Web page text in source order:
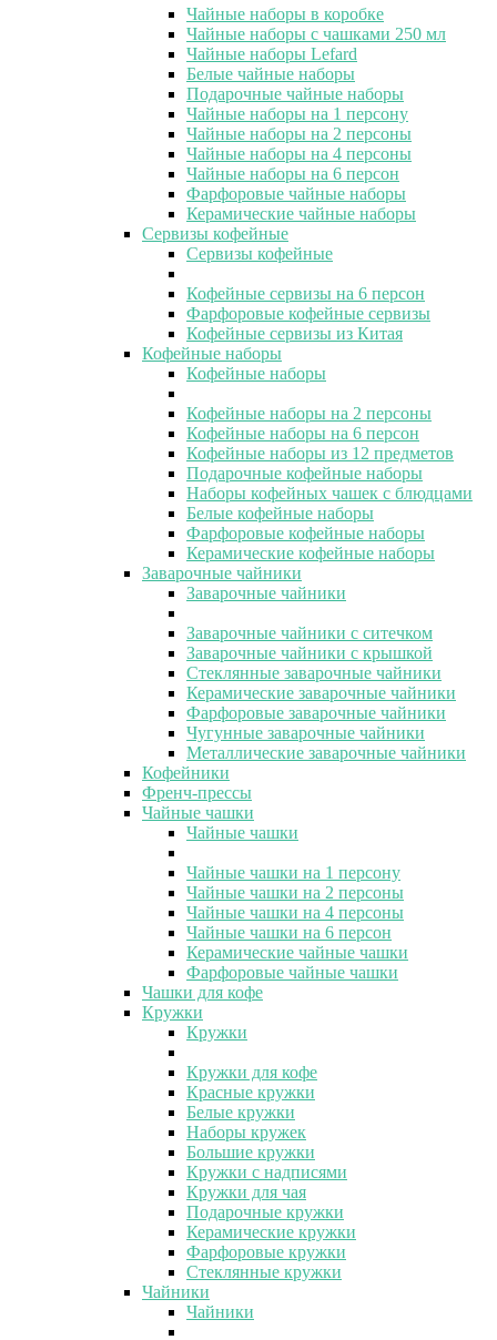
Чайные наборы в коробке
Чайные наборы с чашками 250 мл
Чайные наборы Lefard
Белые чайные наборы
Подарочные чайные наборы
Чайные наборы на 1 персону
Чайные наборы на 2 персоны
Чайные наборы на 4 персоны
Чайные наборы на 6 персон
Фарфоровые чайные наборы
Керамические чайные наборы
Сервизы кофейные
Сервизы кофейные
Кофейные сервизы на 6 персон
Фарфоровые кофейные сервизы
Кофейные сервизы из Китая
Кофейные наборы
Кофейные наборы
Кофейные наборы на 2 персоны
Кофейные наборы на 6 персон
Кофейные наборы из 12 предметов
Подарочные кофейные наборы
Наборы кофейных чашек с блюдцами
Белые кофейные наборы
Фарфоровые кофейные наборы
Керамические кофейные наборы
Заварочные чайники
Заварочные чайники
Заварочные чайники с ситечком
Заварочные чайники с крышкой
Стеклянные заварочные чайники
Керамические заварочные чайники
Фарфоровые заварочные чайники
Чугунные заварочные чайники
Металлические заварочные чайники
Кофейники
Френч-прессы
Чайные чашки
Чайные чашки
Чайные чашки на 1 персону
Чайные чашки на 2 персоны
Чайные чашки на 4 персоны
Чайные чашки на 6 персон
Керамические чайные чашки
Фарфоровые чайные чашки
Чашки для кофе
Кружки
Кружки
Кружки для кофе
Красные кружки
Белые кружки
Наборы кружек
Большие кружки
Кружки с надписями
Кружки для чая
Подарочные кружки
Керамические кружки
Фарфоровые кружки
Стеклянные кружки
Чайники
Чайники